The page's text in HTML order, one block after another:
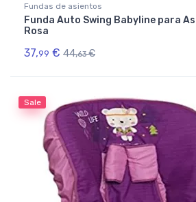
Fundas de asientos
Funda Auto Swing Babyline para
Rosa
37,99 € 44,63 €
Sale